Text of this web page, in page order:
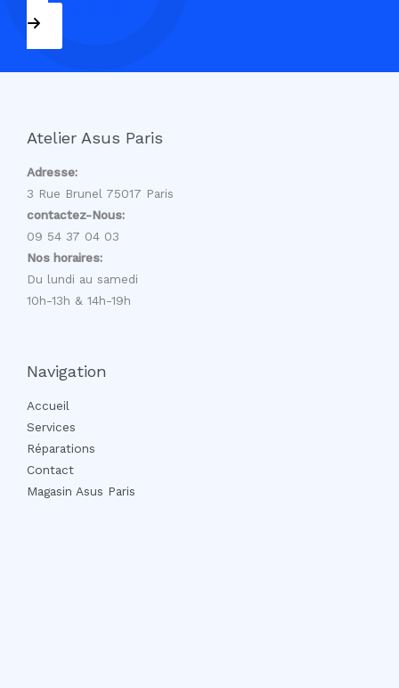
09 54 37 04 03
Atelier Asus Paris
Adresse:
3 Rue Brunel 75017 Paris
contactez-Nous:
09 54 37 04 03
Nos horaires:
Du lundi au samedi
10h-13h & 14h-19h
Navigation
Accueil
Services
Réparations
Contact
Magasin Asus Paris